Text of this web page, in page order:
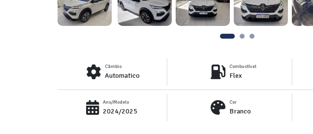
Câmbio
Automatico
Combustível
Flex
Ano/Modelo
2024/2025
Cor
Branco